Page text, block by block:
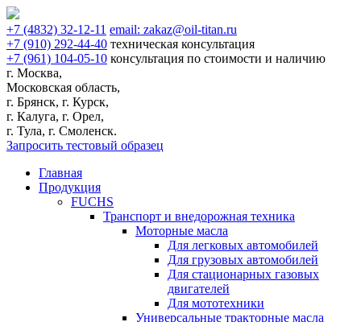
+7 (4832) 32-12-11 email: zakaz@oil-titan.ru
+7 (910) 292-44-40 техническая консультация
+7 (961) 104-05-10 консультация по стоимости и наличию
г. Москва,
Московская область,
г. Брянск, г. Курск,
г. Калуга, г. Орел,
г. Тула, г. Смоленск.
Запросить тестовый образец
Главная
Продукция
FUCHS
Транспорт и внедорожная техника
Моторные масла
Для легковых автомобилей
Для грузовых автомобилей
Для стационарных газовых
двигателей
Для мототехники
Универсальные тракторные масла